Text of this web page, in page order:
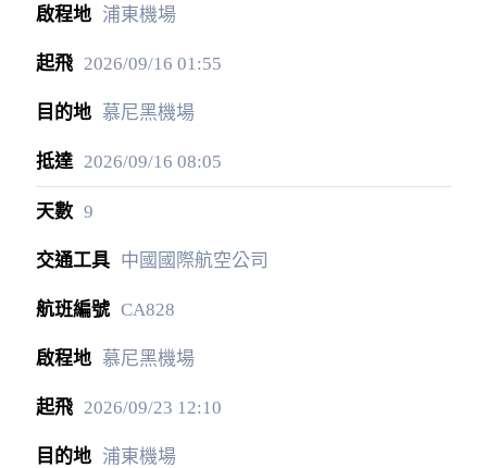
浦東機場
2026/09/16 01:55
慕尼黑機場
2026/09/16 08:05
9
中國國際航空公司
CA828
慕尼黑機場
2026/09/23 12:10
浦東機場